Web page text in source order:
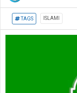
TAGS ISLAMI